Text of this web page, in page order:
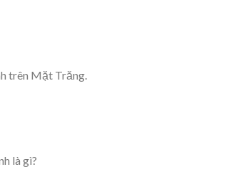
trên Mặt Trăng.
là gì?